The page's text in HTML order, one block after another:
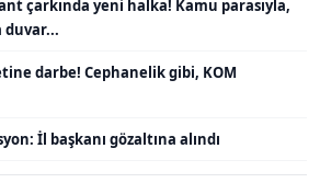
çarkında yeni halka! Kamu parasıyla,
duvar...
darbe! Cephanelik gibi, KOM
İl başkanı gözaltına alındı